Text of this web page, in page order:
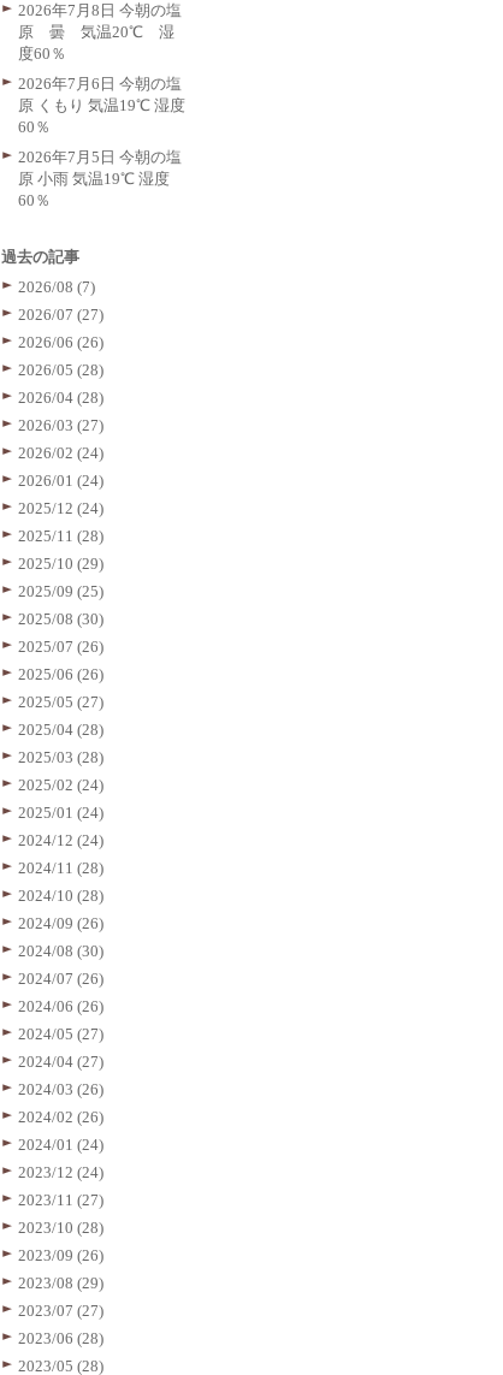
2026年7月8日 今朝の塩
原 曇 気温20℃ 湿
度60％
2026年7月6日 今朝の塩
原 くもり 気温19℃ 湿度
60％
2026年7月5日 今朝の塩
原 小雨 気温19℃ 湿度
60％
過去の記事
2026/08 (7)
2026/07 (27)
2026/06 (26)
2026/05 (28)
2026/04 (28)
2026/03 (27)
2026/02 (24)
2026/01 (24)
2025/12 (24)
2025/11 (28)
2025/10 (29)
2025/09 (25)
2025/08 (30)
2025/07 (26)
2025/06 (26)
2025/05 (27)
2025/04 (28)
2025/03 (28)
2025/02 (24)
2025/01 (24)
2024/12 (24)
2024/11 (28)
2024/10 (28)
2024/09 (26)
2024/08 (30)
2024/07 (26)
2024/06 (26)
2024/05 (27)
2024/04 (27)
2024/03 (26)
2024/02 (26)
2024/01 (24)
2023/12 (24)
2023/11 (27)
2023/10 (28)
2023/09 (26)
2023/08 (29)
2023/07 (27)
2023/06 (28)
2023/05 (28)